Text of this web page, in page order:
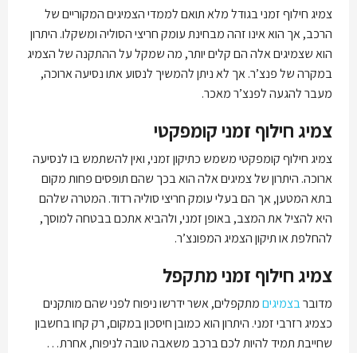
צמיג חילוף זמני בגודל מלא תואם לממדי הצמיגים המקוריים של
הרכב, אך הוא אינו זהה מבחינת עומק חריצי הסוליה ומשקלו. היתרון
הוא שצמיגים אלה הם קלים יותר, מה שמקל על ההתקנה של הצמיג
במקרה של פנצ’ר. אך לא ניתן להמשיך לנסוע אתו נסיעה ארוכה,
מעבר להגעה לפנצ’ר מאכר.
צמיג חילוף זמני קומפקטי
צמיג חילוף קומפקטי משמש כתיקון זמני, ואין להשתמש בו לנסיעה
ארוכה. היתרון של צמיגים אלה הוא בכך שהם תופסים פחות מקום
בתא המטען, אך הם בעלי עומק חריצי סוליה רדוד. המטרה שלהם
היא להציל את המצב, באופן זמני, ולהביא אתכם בבטחה למוסך,
להחלפת או תיקון הצמיג המפונצ’ר.
צמיג חילוף זמני מתקפל
מדוברבצמיגיםמתקפלים, אשר ידרשו ניפוח לפני שהם מותקנים
כצמיג רזרבי זמני. היתרון הוא כמובן חיסכון במקום, רק קחו בחשבון
שחייבת תמיד להיות לכם ברכב משאבה טובה לניפוח, אחרת…